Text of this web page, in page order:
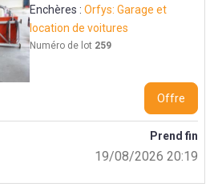
Enchères :Orfys: Garage et
location de voitures
Numéro de lot 259
Offre
Prend fin
19/08/2026 20:19